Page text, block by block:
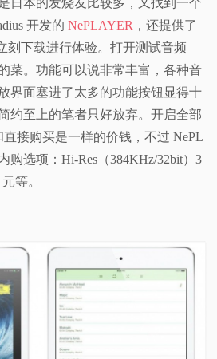
日本的发烧友比较多，又找到一个
开发的NePLAYER ，还提供了
刻下载进行体验。打开测试音频
菜。功能可以说非常丰富，各种音
界面塞进了太多的功能按钮显得十
约至上的笔者只好放弃。开启全部
接购买是一样的价钱，不过 NePL
购选项：Hi-Res（384KHz/32bit）3
等。